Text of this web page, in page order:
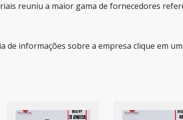
reuniu a maior gama de fornecedores
de informações sobre a empresa clique em